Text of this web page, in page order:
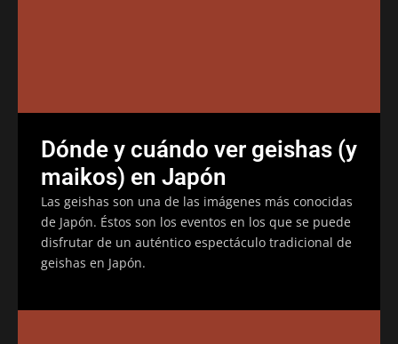
Dónde y cuándo ver geishas (y
maikos) en Japón
Las geishas son una de las imágenes más conocidas
de Japón. Éstos son los eventos en los que se puede
disfrutar de un auténtico espectáculo tradicional de
geishas en Japón.